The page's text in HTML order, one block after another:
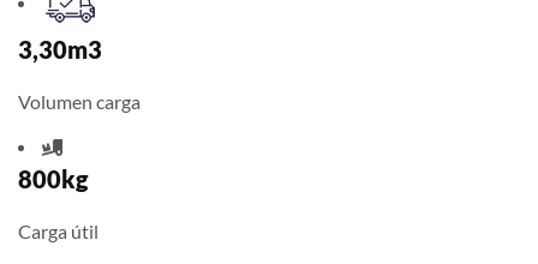
3,30m3
Volumen carga
800kg
Carga útil